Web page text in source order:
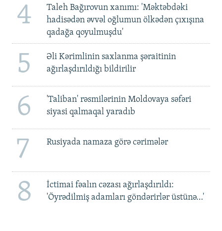
4
Taleh Bağırovun xanımı: 'Məktəbdəki
hadisədən əvvəl oğlumun ölkədən çıxışına
qadağa qoyulmuşdu'
5
Əli Kərimlinin saxlanma şəraitinin
ağırlaşdırıldığı bildirilir
6
'Taliban' rəsmilərinin Moldovaya səfəri
siyasi qalmaqal yaradıb
7 Rusiyada namaza görə cərimələr
8
İctimai fəalın cəzası ağırlaşdırıldı:
'Öyrədilmiş adamları göndərirlər üstünə…'